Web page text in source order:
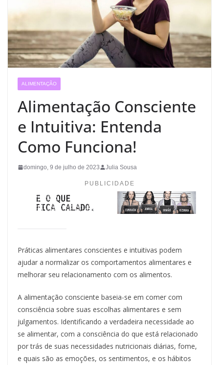
ALIMENTAÇÃO
Alimentação Consciente
e Intuitiva: Entenda
Como Funciona!
domingo, 9 de julho de 2023 Julia Sousa
PUBLICIDADE
Práticas alimentares conscientes e intuitivas podem
ajudar a normalizar os comportamentos alimentares e
melhorar seu relacionamento com os alimentos.
A alimentação consciente baseia-se em comer com
consciência sobre suas escolhas alimentares e sem
julgamentos. Identificando a verdadeira necessidade ao
se alimentar, com a consciência do que está relacionado
por trás de suas necessidades nutricionais diárias, fome,
e quais são as emoções, os sentimentos, e os hábitos